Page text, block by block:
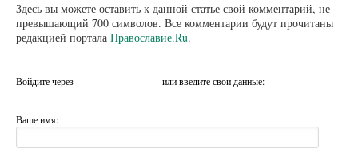
Здесь вы можете оставить к данной статье свой комментарий, не
превышающий 700 символов. Все комментарии будут прочитаны
редакцией портала Православие.Ru.
Войдите через или введите свои данные:
Ваше имя: